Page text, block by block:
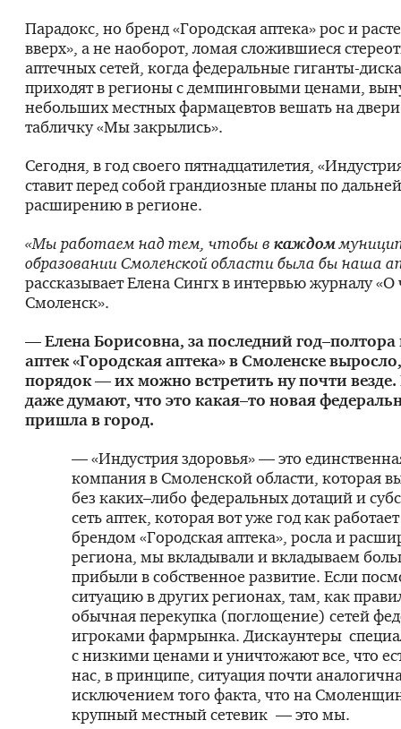
Парадокс, но бренд «Городская аптека» рос и
вверх», а не наоборот, ломая сложившиеся
аптечных сетей, когда федеральные гиганты-
приходят в регионы с демпинговыми ценами,
небольших местных фармацевтов вешать на двери
табличку «Мы закрылись».
Сегодня, в год своего пятнадцатилетия,
ставит перед собой грандиозные планы по
расширению в регионе.
«Мы работаем над тем, чтобы в каждом
образовании Смоленской области была бы наша
рассказывает Елена Сингх в интервью журналу «О
Смоленск».
— Елена Борисовна, за последний год–полтора
аптек «Городская аптека» в Смоленске
порядок — их можно встретить ну почти
даже думают, что это какая–то новая
пришла в город.
— «Индустрия здоровья» — это
компания в Смоленской области, которая
без каких–либо федеральных дотаций и
сеть аптек, которая вот уже год как
брендом «Городская аптека», росла и
региона, мы вкладывали и вкладываем
прибыли в собственное развитие. Если
ситуацию в других регионах, там, как
обычная перекупка (поглощение) сетей
игроками фармрынка. Дискаунтеры
с низкими ценами и уничтожают все, что
нас, в принципе, ситуация почти
исключением того факта, что на
крупный местный сетевик — это мы.